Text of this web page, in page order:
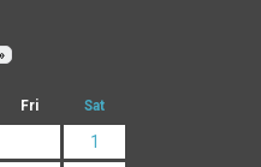
Fri Sat
1